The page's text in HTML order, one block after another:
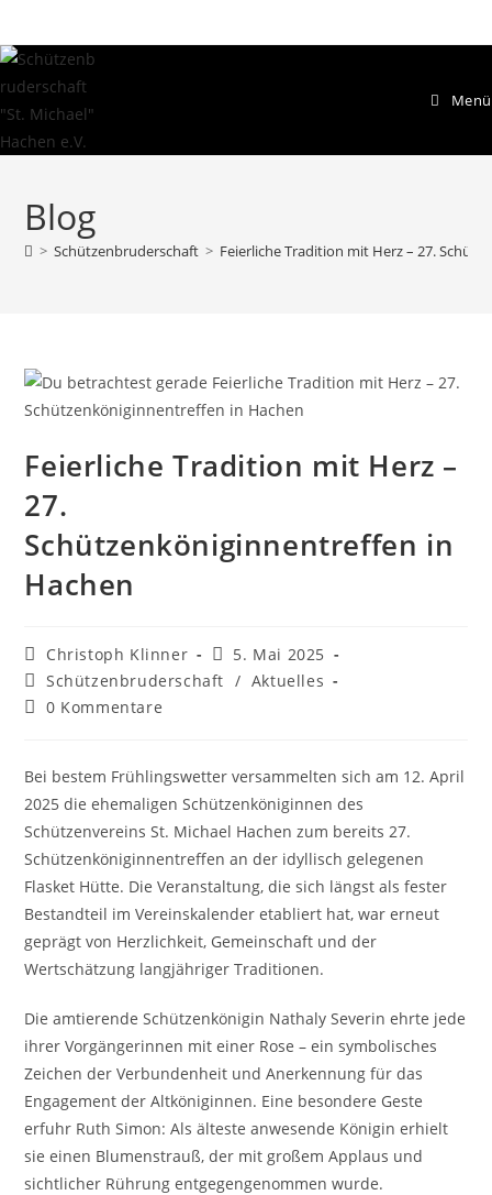
Menü
Blog
> Schützenbruderschaft > Feierliche Tradition mit Herz – 27.
Feierliche Tradition mit Herz –
27.
Schützenköniginnentreffen in
Hachen
Christoph Klinner
5. Mai 2025
Schützenbruderschaft / Aktuelles
0 Kommentare
Bei bestem Frühlingswetter versammelten sich am 12. April
2025 die ehemaligen Schützenköniginnen des
Schützenvereins St. Michael Hachen zum bereits 27.
Schützenköniginnentreffen an der idyllisch gelegenen
Flasket Hütte. Die Veranstaltung, die sich längst als fester
Bestandteil im Vereinskalender etabliert hat, war erneut
geprägt von Herzlichkeit, Gemeinschaft und der
Wertschätzung langjähriger Traditionen.
Die amtierende Schützenkönigin Nathaly Severin ehrte jede
ihrer Vorgängerinnen mit einer Rose – ein symbolisches
Zeichen der Verbundenheit und Anerkennung für das
Engagement der Altköniginnen. Eine besondere Geste
erfuhr Ruth Simon: Als älteste anwesende Königin erhielt
sie einen Blumenstrauß, der mit großem Applaus und
sichtlicher Rührung entgegengenommen wurde.